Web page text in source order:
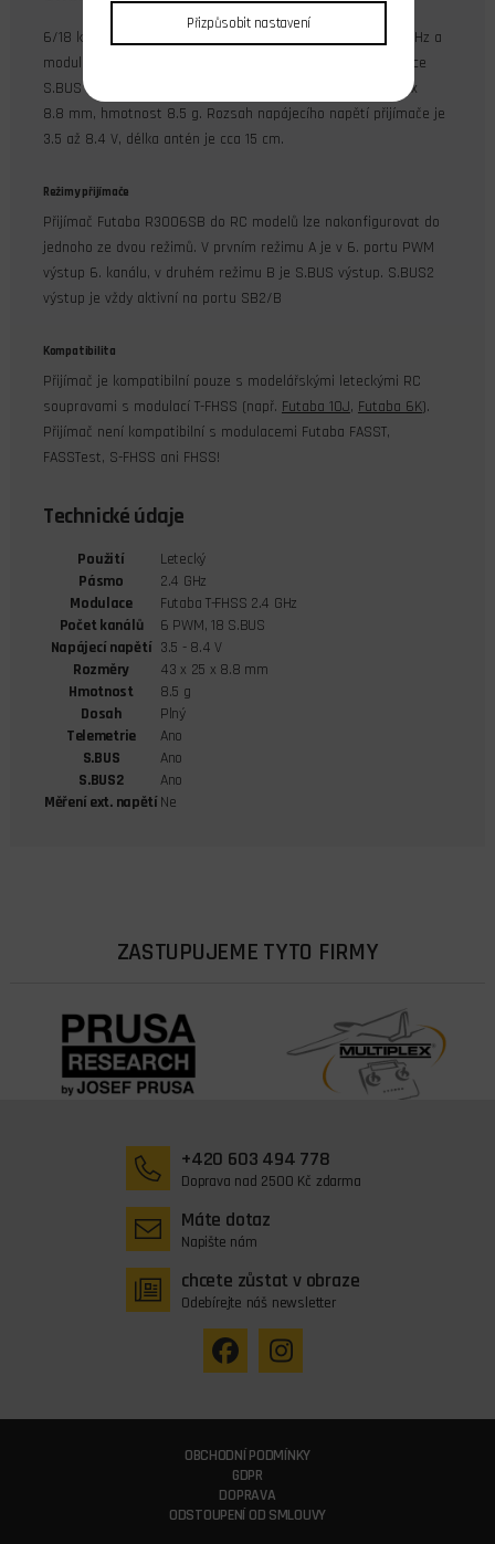
6/18 kanálový RC přijímač Futaba R3006SB v pásmu 2.4 GHz a
modulací T‑FHSS pro RC modely letadel a vrtulníků. Sběrnice
S.BUS a S.BUS2, telemetrie, plný dosah, rozměry 43 x 25 x
8.8 mm, hmotnost 8.5 g. Rozsah napájecího napětí přijímače je
3.5 až 8.4 V, délka antén je cca 15 cm.
Režimy přijímače
Přijímač Futaba R3006SB do RC modelů lze nakonfigurovat do
jednoho ze dvou režimů. V prvním režimu A je v 6. portu PWM
výstup 6. kanálu, v druhém režimu B je S.BUS výstup. S.BUS2
výstup je vždy aktivní na portu SB2/B
Kompatibilita
Přijímač je kompatibilní pouze s modelářskými leteckými RC
soupravami s modulací T-FHSS (např. Futaba 10J, Futaba 6K).
Přijímač není kompatibilní s modulacemi Futaba FASST,
FASSTest, S-FHSS ani FHSS!
Technické údaje
Použití
Letecký
Pásmo
2.4 GHz
Modulace
Futaba T-FHSS 2.4 GHz
Počet kanálů
6 PWM, 18 S.BUS
Napájecí napětí 3.5 - 8.4 V
Rozměry
43 x 25 x 8.8 mm
Hmotnost
8.5 g
Dosah
Plný
Telemetrie
Ano
S.BUS
Ano
S.BUS2
Ano
Měření ext. napětíNe
ZASTUPUJEME TYTO FIRMY
+420 603 494 778
Doprava nad 2500 Kč zdarma
Máte dotaz
Napište nám
chcete zůstat v obraze
Odebírejte náš newsletter
OBCHODNÍ PODMÍNKY
GDPR
DOPRAVA
ODSTOUPENÍ OD SMLOUVY
Přizpůsobit nastavení